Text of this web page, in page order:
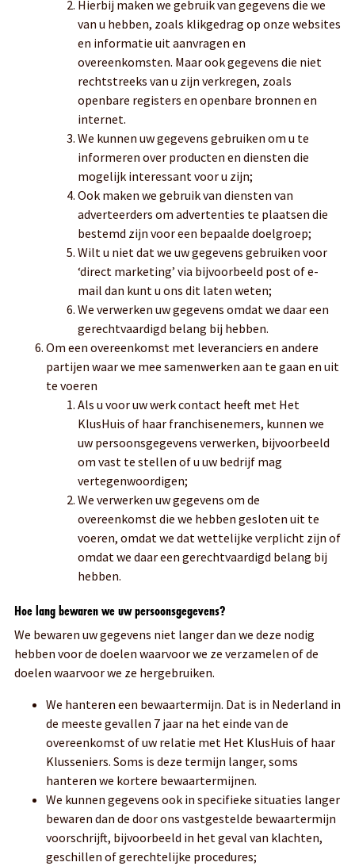
Hierbij maken we gebruik van gegevens die we
van u hebben, zoals klikgedrag op onze websites
en informatie uit aanvragen en
overeenkomsten. Maar ook gegevens die niet
rechtstreeks van u zijn verkregen, zoals
openbare registers en openbare bronnen en
internet.
We kunnen uw gegevens gebruiken om u te
informeren over producten en diensten die
mogelijk interessant voor u zijn;
Ook maken we gebruik van diensten van
adverteerders om advertenties te plaatsen die
bestemd zijn voor een bepaalde doelgroep;
Wilt u niet dat we uw gegevens gebruiken voor
‘direct marketing’ via bijvoorbeeld post of e-
mail dan kunt u ons dit laten weten;
We verwerken uw gegevens omdat we daar een
gerechtvaardigd belang bij hebben.
Om een overeenkomst met leveranciers en andere
partijen waar we mee samenwerken aan te gaan en uit
te voeren
Als u voor uw werk contact heeft met Het
KlusHuis of haar franchisenemers, kunnen we
uw persoonsgegevens verwerken, bijvoorbeeld
om vast te stellen of u uw bedrijf mag
vertegenwoordigen;
We verwerken uw gegevens om de
overeenkomst die we hebben gesloten uit te
voeren, omdat we dat wettelijke verplicht zijn of
omdat we daar een gerechtvaardigd belang bij
hebben.
Hoe lang bewaren we uw persoonsgegevens?
We bewaren uw gegevens niet langer dan we deze nodig
hebben voor de doelen waarvoor we ze verzamelen of de
doelen waarvoor we ze hergebruiken.
We hanteren een bewaartermijn. Dat is in Nederland in
de meeste gevallen 7 jaar na het einde van de
overeenkomst of uw relatie met Het KlusHuis of haar
Klusseniers. Soms is deze termijn langer, soms
hanteren we kortere bewaartermijnen.
We kunnen gegevens ook in specifieke situaties langer
bewaren dan de door ons vastgestelde bewaartermijn
voorschrijft, bijvoorbeeld in het geval van klachten,
geschillen of gerechtelijke procedures;